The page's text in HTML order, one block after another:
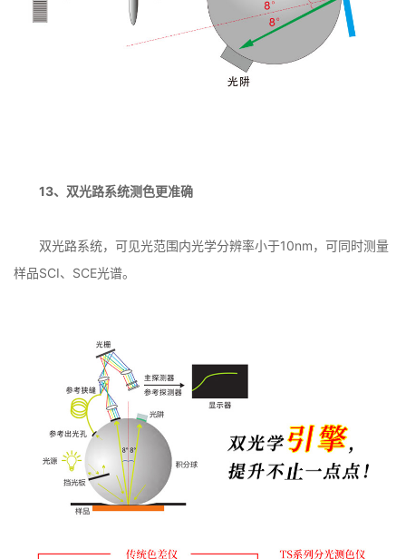
13、双光路系统测色更准确
双光路系统，可见光范围内光学分辨率小于10nm，可同时测量
样品SCI、SCE光谱。